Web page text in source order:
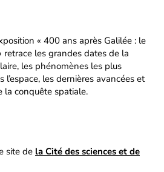
« 400 ans après Galilée : le
retrace les grandes dates de la
les phénomènes les plus
les dernières avancées et
la conquête spatiale.
site de la Cité des sciences et de